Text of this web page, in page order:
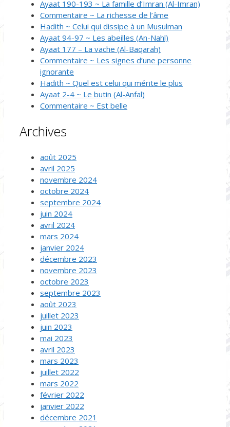
Ayaat 190-193 ~ La famille d’Imran (Al-Imran)
Commentaire ~ La richesse de l’âme
Hadith ~ Celui qui dissipe à un Musulman
Ayaat 94-97 ~ Les abeilles (An-Nahl)
Ayaat 177 – La vache (Al-Baqarah)
Commentaire ~ Les signes d’une personne
ignorante
Hadith ~ Quel est celui qui mérite le plus
Ayaat 2-4 ~ Le butin (Al-Anfal)
Commentaire ~ Est belle
Archives
août 2025
avril 2025
novembre 2024
octobre 2024
septembre 2024
juin 2024
avril 2024
mars 2024
janvier 2024
décembre 2023
novembre 2023
octobre 2023
septembre 2023
août 2023
juillet 2023
juin 2023
mai 2023
avril 2023
mars 2023
juillet 2022
mars 2022
février 2022
janvier 2022
décembre 2021